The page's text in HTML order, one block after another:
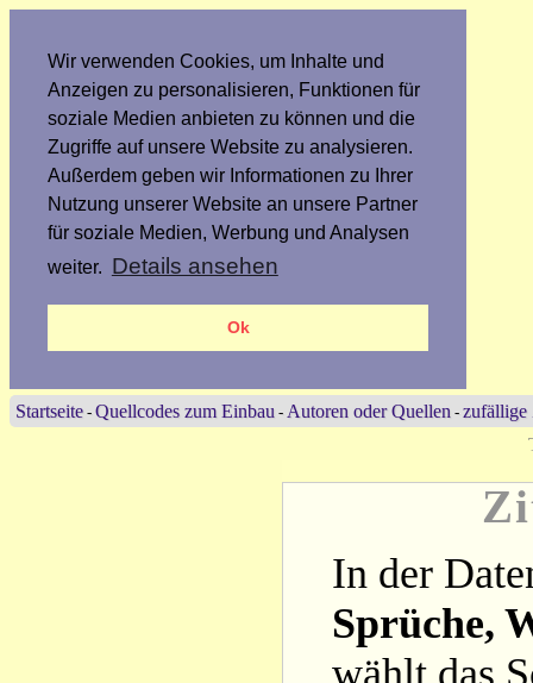
Wir verwenden Cookies, um Inhalte und
Anzeigen zu personalisieren, Funktionen für
soziale Medien anbieten zu können und die
Zugriffe auf unsere Website zu analysieren.
Außerdem geben wir Informationen zu Ihrer
Nutzung unserer Website an unsere Partner
für soziale Medien, Werbung und Analysen
weiter. Details ansehen
Ok
Startseite - Quellcodes zum Einbau - Autoren oder Quellen - zufällige
In der
Sprüche,
wählt das